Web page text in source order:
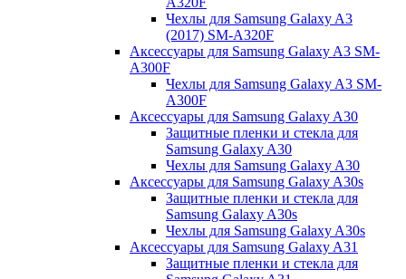
Чехлы для Samsung Galaxy A3
(2017) SM-A320F
Аксессуары для Samsung Galaxy A3 SM-
A300F
Чехлы для Samsung Galaxy A3 SM-
A300F
Аксессуары для Samsung Galaxy A30
Защитные пленки и стекла для
Samsung Galaxy A30
Чехлы для Samsung Galaxy A30
Аксессуары для Samsung Galaxy A30s
Защитные пленки и стекла для
Samsung Galaxy A30s
Чехлы для Samsung Galaxy A30s
Аксессуары для Samsung Galaxy A31
Защитные пленки и стекла для